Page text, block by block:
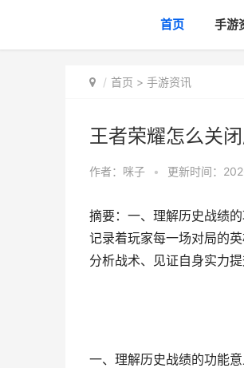
首页 手游
首页 > 手游资讯
王者荣耀怎么关
作者： 咪子 • 更新时间：
摘要：一、理解历史战绩
记录着玩家每一场对局的
分析战术、见证自身实力
一、理解历史战绩的功能